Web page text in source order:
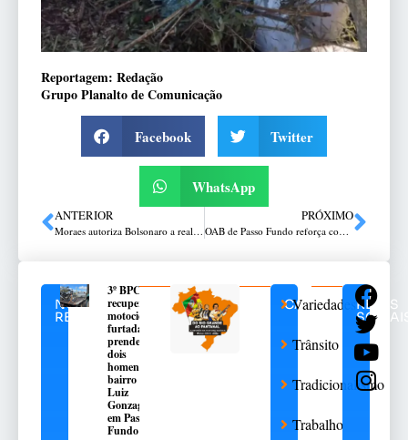
Reportagem: Redação
Grupo Planalto de Comunicação
Facebook Twitter
WhatsApp
ANTERIOR
Moraes autoriza Bolsonaro a realizar exames médicos mediante à comprovação de atestado
PRÓXIMO
OAB de Passo Fundo reforça compromisso com ética e defesa da Constituição
NOTÍCIAS
RELACIONADAS
3º BPChq
recupera
motocicleta
furtada e
prende
dois
homens no
bairro São
Luiz
Gonzaga,
em Passo
Fundo
CATEGORIAS
Variedades
Trânsito
Tradicionalismo
Trabalho
REDES